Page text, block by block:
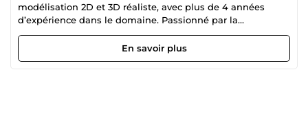
modélisation 2D et 3D réaliste, avec plus de 4 années
d’expérience dans le domaine. Passionné par la
conception et le rendu visuel de haute qualité,
j’accompagne particuliers et professionnels dans la
réalisation de leurs projets architecturaux et techniques.
En savoir plus